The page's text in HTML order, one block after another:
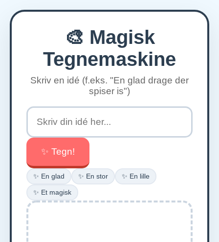
🎨 Magisk
Tegnemaskine
Skriv en idé (f.eks. "En glad drage der
spiser is")
✨ Tegn!
✨ En glad ✨ En stor ✨ En lille
✨ Et magisk